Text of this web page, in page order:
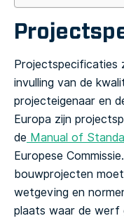
Projectspecificaties
invulling van de
projecteigenaar en
Europa zijn
de Manual of
Europese
bouwprojecten
wetgeving en
plaats waar de werf